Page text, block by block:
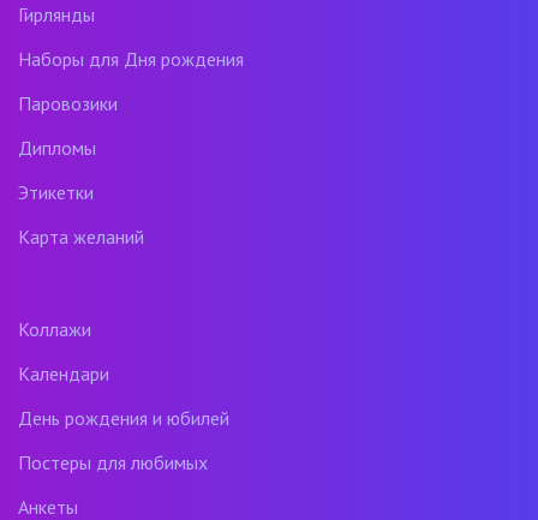
Гирлянды
Наборы для Дня рождения
Паровозики
Дипломы
Этикетки
Карта желаний
Коллажи
Календари
День рождения и юбилей
Постеры для любимых
Анкеты